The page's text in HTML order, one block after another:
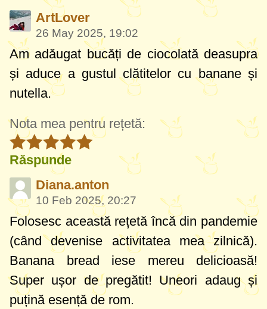
ArtLover
26 May 2025, 19:02
Am adăugat bucăți de ciocolată deasupra
și aduce a gustul clătitelor cu banane și
nutella.
Nota mea pentru rețetă:
Răspunde
Diana.anton
10 Feb 2025, 20:27
Folosesc această rețetă încă din pandemie
(când devenise activitatea mea zilnică).
Banana bread iese mereu delicioasă!
Super ușor de pregătit! Uneori adaug și
puțină esență de rom.